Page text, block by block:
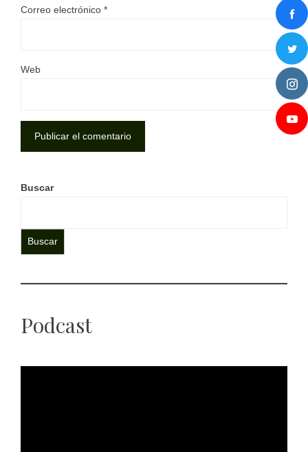
Correo electrónico *
Web
Buscar
Buscar
Podcast